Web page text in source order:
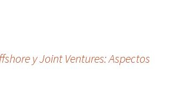
y Joint Ventures: Aspectos